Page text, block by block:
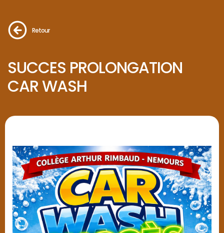
Retour
SUCCES PROLONGATION
CAR WASH